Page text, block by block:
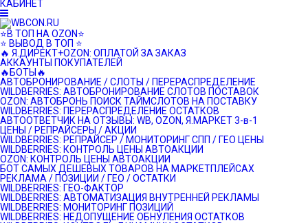
КАБИНЕТ
⭐️В ТОП НА OZON⭐️
⭐️ ВЫВОД В ТОП ⭐️
🔥 Я.ДИРЕКТ+OZON: ОПЛАТОЙ ЗА ЗАКАЗ
АККАУНТЫ ПОКУПАТЕЛЕЙ
🔥БОТЫ🔥
АВТОБРОНИРОВАНИЕ / СЛОТЫ / ПЕРЕРАСПРЕДЕЛЕНИЕ
WILDBERRIES: АВТОБРОНИРОВАНИЕ СЛОТОВ ПОСТАВОК
OZON: АВТОБРОНЬ ПОИСК ТАЙМСЛОТОВ НА ПОСТАВКУ
WILDBERRIES: ПЕРЕРАСПРЕДЕЛЕНИЕ ОСТАТКОВ
АВТООТВЕТЧИК НА ОТЗЫВЫ: WB, OZON, Я.МАРКЕТ 3-в-1
ЦЕНЫ / РЕПРАЙСЕРЫ / АКЦИИ
WILDBERRIES: РЕПРАЙСЕР / МОНИТОРИНГ СПП / ГЕО ЦЕНЫ
WILDBERRIES: КОНТРОЛЬ ЦЕНЫ АВТОАКЦИИ
OZON: КОНТРОЛЬ ЦЕНЫ АВТОАКЦИИ
БОТ САМЫХ ДЕШЕВЫХ ТОВАРОВ НА МАРКЕТПЛЕЙСАХ
РЕКЛАМА / ПОЗИЦИИ / ГЕО / ОСТАТКИ
WILDBERRIES: ГЕО-ФАКТОР
WILDBERRIES: АВТОМАТИЗАЦИЯ ВНУТРЕННЕЙ РЕКЛАМЫ
WILDBERRIES: МОНИТОРИНГ ПОЗИЦИЙ
WILDBERRIES: НЕДОПУЩЕНИЕ ОБНУЛЕНИЯ ОСТАТКОВ